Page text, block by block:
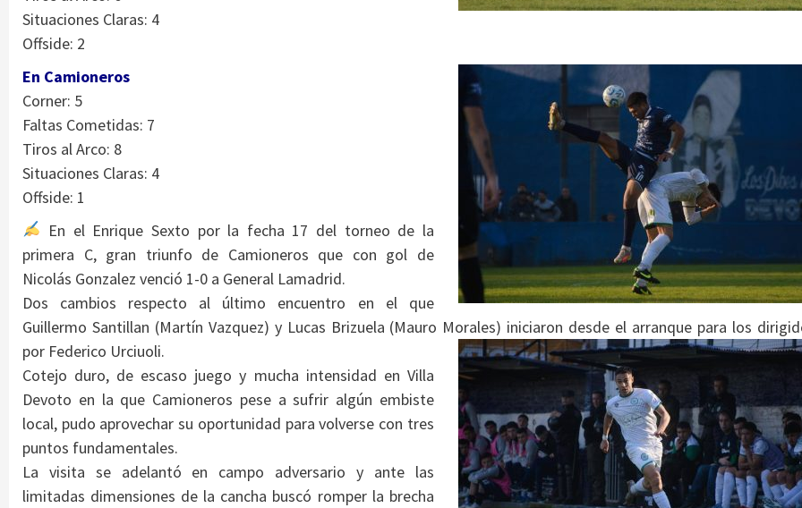
Situaciones Claras: 4
Offside: 2
En Camioneros
Corner: 5
Faltas Cometidas: 7
Tiros al Arco: 8
Situaciones Claras: 4
Offside: 1
En el Enrique Sexto por la fecha 17 del torneo de la
primera C, gran triunfo de Camioneros que con gol de
Nicolás Gonzalez venció 1-0 a General Lamadrid.
Dos cambios respecto al último encuentro en el que
Guillermo Santillan (Martín Vazquez) y Lucas Brizuela (Mauro Morales) iniciaron desde el arranque para los
por Federico Urciuoli.
Cotejo duro, de escaso juego y mucha intensidad en Villa
Devoto en la que Camioneros pese a sufrir algún embiste
local, pudo aprovechar su oportunidad para volverse con tres
puntos fundamentales.
La visita se adelantó en campo adversario y ante las
limitadas dimensiones de la cancha buscó romper la brecha